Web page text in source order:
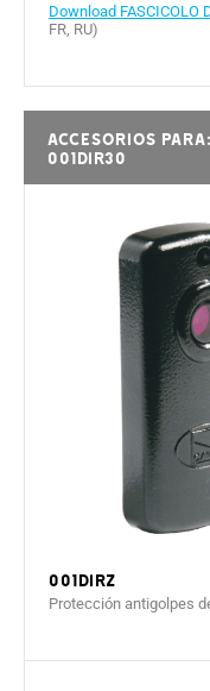
Download FASCICOLO
FR, RU)
Accesorios para:
001DIR30
001DIRZ
Protección antigolpes